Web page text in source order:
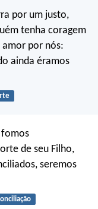
por um justo,
tenha coragem
amor por nós:
ainda éramos
fomos
de seu Filho,
seremos